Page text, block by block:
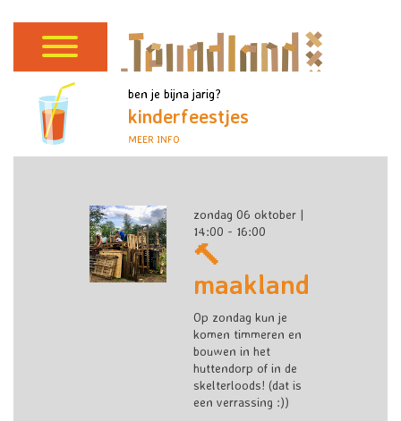
ben je bijna jarig?
kinderfeestjes
MEER INFO
zondag 06 oktober |
14:00 - 16:00
🔨
maakland
Op zondag kun je
komen timmeren en
bouwen in het
huttendorp of in de
skelterloods! (dat is
een verrassing :))